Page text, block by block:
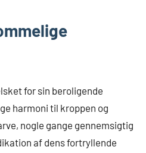
for sin beroligende
harmoni til kroppen og
nogle gange gennemsigtig
af dens fortryllende